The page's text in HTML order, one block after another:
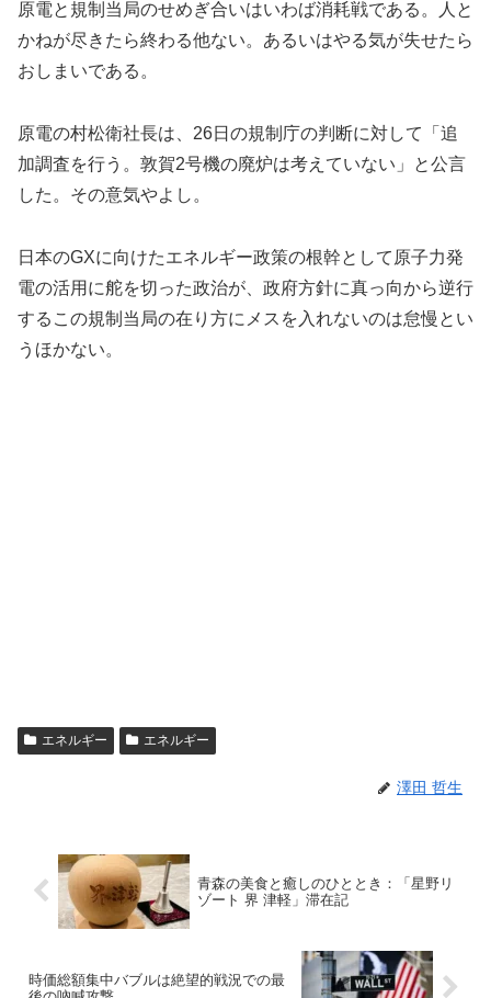
原電と規制当局のせめぎ合いはいわば消耗戦である。人と
かねが尽きたら終わる他ない。あるいはやる気が失せたら
おしまいである。
原電の村松衛社長は、26日の規制庁の判断に対して「追
加調査を行う。敦賀2号機の廃炉は考えていない」と公言
した。その意気やよし。
日本のGXに向けたエネルギー政策の根幹として原子力発
電の活用に舵を切った政治が、政府方針に真っ向から逆行
するこの規制当局の在り方にメスを入れないのは怠慢とい
うほかない。
エネルギー エネルギー
澤田 哲生
青森の美食と癒しのひととき：「星野リ
ゾート 界 津軽」滞在記
時価総額集中バブルは絶望的戦況での最